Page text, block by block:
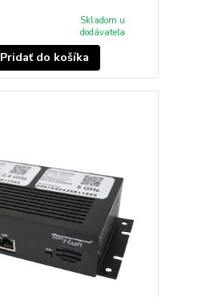
Skladom u
dodávateľa
Pridať do košíka